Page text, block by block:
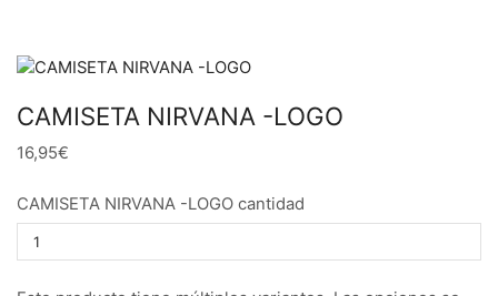
CAMISETA NIRVANA -LOGO
16,95€
CAMISETA NIRVANA -LOGO cantidad